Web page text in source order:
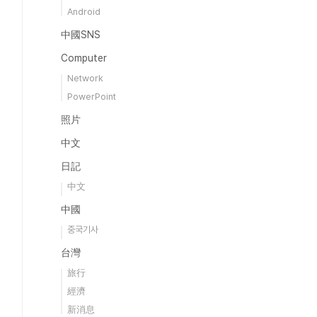
Android
中國SNS
Computer
Network
PowerPoint
照片
中文
日記
中文
中國
중국기사
台灣
旅行
經濟
新消息